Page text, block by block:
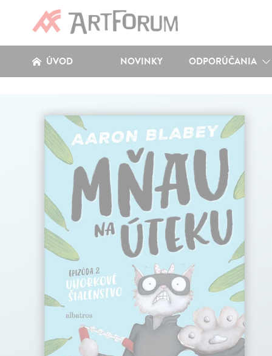
ÚVOD NOVINKY ODPORÚČANIA